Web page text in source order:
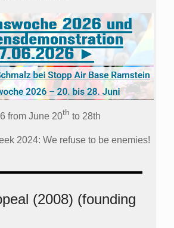
from June 20th to 28th
2024: We refuse to be enemies!
(2008) (founding